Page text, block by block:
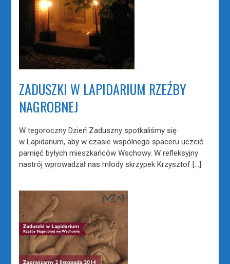
ZADUSZKI W LAPIDARIUM RZEŹBY
NAGROBNEJ
W tegoroczny Dzień Zaduszny spotkaliśmy się
w Lapidarium, aby w czasie wspólnego spaceru uczcić
pamięć byłych mieszkańców Wschowy. W refleksyjny
nastrój wprowadzał nas młody skrzypek Krzysztof […]